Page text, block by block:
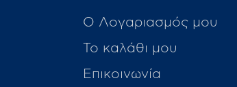
Ο Λογαριασμός μου
Το καλάθι μου
Επικοινωνία